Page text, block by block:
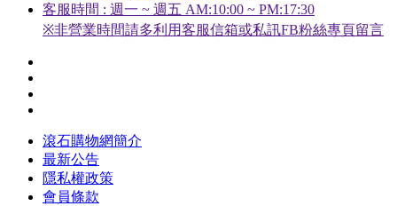
客服時間 : 週一 ~ 週五 AM:10:00 ~ PM:17:30
※非營業時間請多利用客服信箱或私訊FB粉絲專頁留言
滾石購物網簡介
最新公告
隱私權政策
會員條款